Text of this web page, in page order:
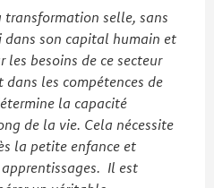
transformation selle, sans
son capital humain et
les besoins de ce secteur
dans les compétences de
la capacité
de la vie. Cela nécessite
la petite enfance et
Il est